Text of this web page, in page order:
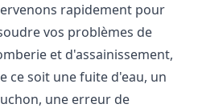
rapidement pour
vos problèmes de
et d'assainissement,
ce soit une fuite d'eau, un
une erreur de